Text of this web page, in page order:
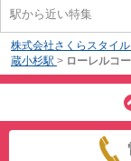
駅から近い特集
株式会社さくらスタイル
蔵小杉駅 > ローレルコ